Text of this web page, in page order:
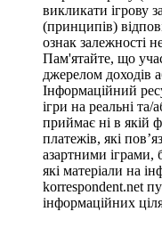
викликати ігрову
(принципів)
ознак залежності
Пам'ятайте, що
джерелом доходів
Інформаційний
ігри на реальні та/
приймає ні в якій
платежів, які
азартними іграми,
які матеріали на
korrespondent.net
інформаційних